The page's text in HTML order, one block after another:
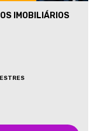
IMOBILIÁRIOS